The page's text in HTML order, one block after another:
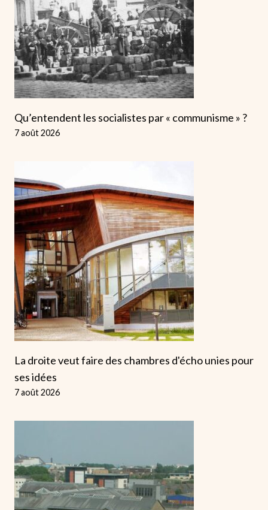
Qu’entendent les socialistes par « communisme » ?
7 août 2026
La droite veut faire des chambres d'écho unies pour
ses idées
7 août 2026